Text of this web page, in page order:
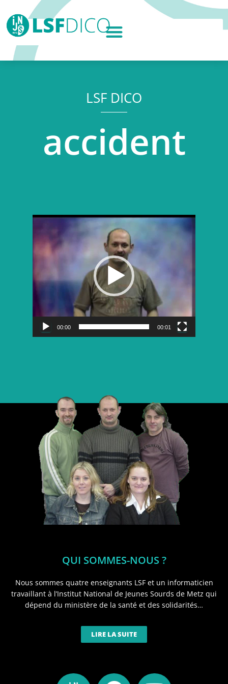
LSF DICO
accident
Lecteur
vidéo
00:00 00:01
QUI SOMMES-NOUS ?
Nous sommes quatre enseignants LSF et un informaticien
travaillant à l’Institut National de Jeunes Sourds de Metz qui
dépend du ministère de la santé et des solidarités…
LIRE LA SUITE